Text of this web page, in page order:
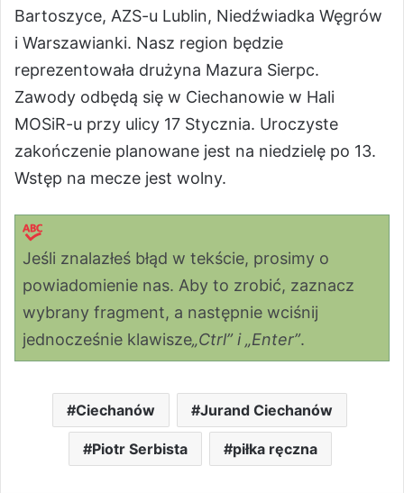
Bartoszyce, AZS-u Lublin, Niedźwiadka Węgrów
i Warszawianki. Nasz region będzie
reprezentowała drużyna Mazura Sierpc.
Zawody odbędą się w Ciechanowie w Hali
MOSiR-u przy ulicy 17 Stycznia. Uroczyste
zakończenie planowane jest na niedzielę po 13.
Wstęp na mecze jest wolny.
Jeśli znalazłeś błąd w tekście, prosimy o
powiadomienie nas. Aby to zrobić, zaznacz
wybrany fragment, a następnie wciśnij
jednocześnie klawisze„Ctrl” i „Enter”.
Ciechanów Jurand Ciechanów
Piotr Serbista piłka ręczna